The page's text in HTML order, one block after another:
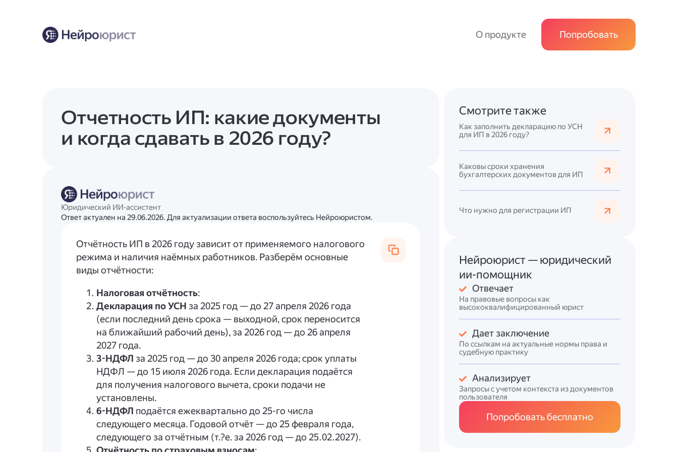
О продукте Попробовать
Отчетность ИП: какие документы
и когда сдавать в 2026 году?
Юридический ИИ-ассистент
Ответ актуален на 29.06.2026. Для актуализации ответа воспользуйтесь Нейроюристом.
Отчётность ИП в 2026 году зависит от применяемого налогового
режима и наличия наёмных работников. Разберём основные
виды отчётности:
Налоговая отчётность:
Декларация по УСН за 2025 год — до 27 апреля 2026 года
(если последний день срока — выходной, срок переносится
на ближайший рабочий день), за 2026 год — до 26 апреля
2027 года.
3-НДФЛ за 2025 год — до 30 апреля 2026 года; срок уплаты
НДФЛ — до 15 июля 2026 года. Если декларация подаётся
для получения налогового вычета, сроки подачи не
установлены.
6-НДФЛ подаётся ежеквартально до 25-го числа
следующего месяца. Годовой отчёт — до 25 февраля года,
следующего за отчётным (т.?е. за 2026 год — до 25.02.2027).
Смотрите также
Как заполнить декларацию по УСН
для ИП в 2026 году?
Каковы сроки хранения
бухгалтерских документов для ИП
Что нужно для регистрации ИП
Нейроюрист — юридический
ии-помощник
Отвечает
На правовые вопросы как
высококвалифицированный юрист
Дает заключение
По ссылкам на актуальные нормы права и
судебную практику
Анализирует
Запросы с учетом контекста из документов
пользователя
Попробовать бесплатно